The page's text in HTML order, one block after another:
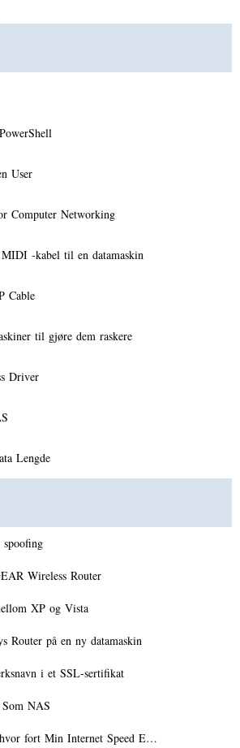
User
Computer Networking
-kabel til en datamaskin
Cable
til gjøre dem raskere
Driver
Lengde
spoofing
Wireless Router
XP og Vista
Router på en ny datamaskin
i et SSL-sertifikat
NAS
fort Min Internet Speed ​​E…